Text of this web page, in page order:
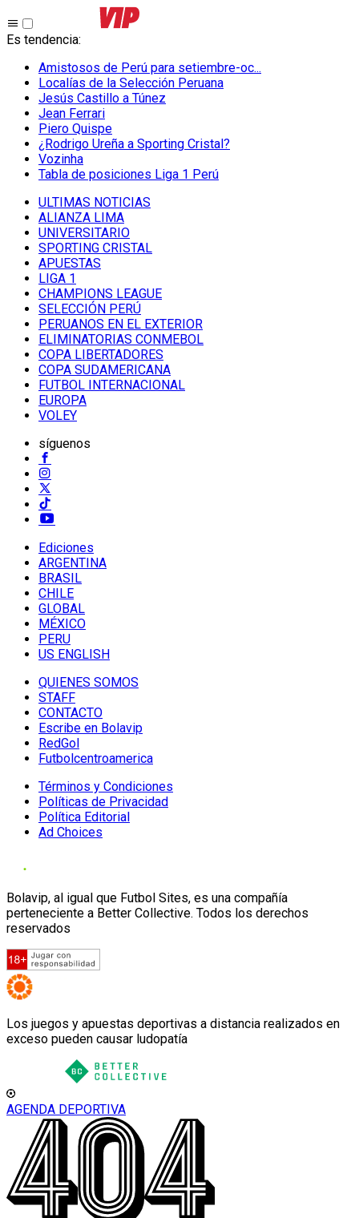
Es tendencia:
Amistosos de Perú para setiembre-oc...
Localías de la Selección Peruana
Jesús Castillo a Túnez
Jean Ferrari
Piero Quispe
¿Rodrigo Ureña a Sporting Cristal?
Vozinha
Tabla de posiciones Liga 1 Perú
ULTIMAS NOTICIAS
ALIANZA LIMA
UNIVERSITARIO
SPORTING CRISTAL
APUESTAS
LIGA 1
CHAMPIONS LEAGUE
SELECCIÓN PERÚ
PERUANOS EN EL EXTERIOR
ELIMINATORIAS CONMEBOL
COPA LIBERTADORES
COPA SUDAMERICANA
FUTBOL INTERNACIONAL
EUROPA
VOLEY
síguenos
Ediciones
ARGENTINA
BRASIL
CHILE
GLOBAL
MÉXICO
PERU
US ENGLISH
QUIENES SOMOS
STAFF
CONTACTO
Escribe en Bolavip
RedGol
Futbolcentroamerica
Términos y Condiciones
Políticas de Privacidad
Política Editorial
Ad Choices
Bolavip, al igual que Futbol Sites, es una compañía
perteneciente a Better Collective. Todos los derechos
reservados
Los juegos y apuestas deportivas a distancia realizados en
exceso pueden causar ludopatía
AGENDA DEPORTIVA